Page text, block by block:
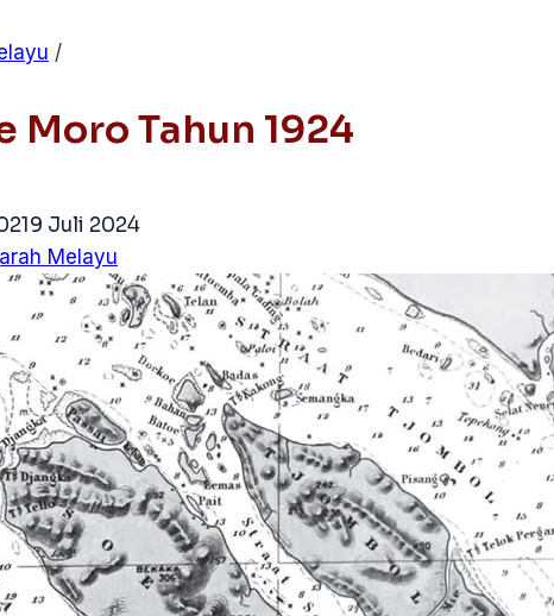
/
Moro Tahun 1924
9 Juli 2024
Melayu